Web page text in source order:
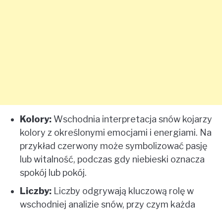
Kolory: Wschodnia interpretacja snów kojarzy
kolory z określonymi emocjami i energiami. Na
przykład czerwony może symbolizować pasję
lub witalność, podczas gdy niebieski oznacza
spokój lub pokój.
Liczby: Liczby odgrywają kluczową rolę w
wschodniej analizie snów, przy czym każda